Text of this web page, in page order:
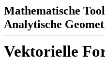
Mathematische
Analytische
Vektorielle